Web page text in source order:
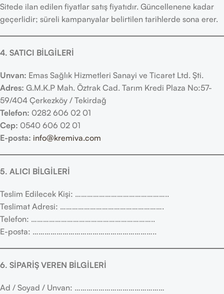
Sitede ilan edilen fiyatlar satış fiyatıdır. Güncellenene kadar
geçerlidir; süreli kampanyalar belirtilen tarihlerde sona erer.
4. SATICI BİLGİLERİ
Unvan: Emas Sağlık Hizmetleri Sanayi ve Ticaret Ltd. Şti.
Adres: G.M.K.P Mah. Öztrak Cad. Tarım Kredi Plaza No:57-
59/404 Çerkezköy / Tekirdağ
Telefon: 0282 606 02 01
Cep: 0540 606 02 01
E-posta: info@kremiva.com
5. ALICI BİLGİLERİ
Teslim Edilecek Kişi: ………………………………………..
Teslimat Adresi: …………………………………………….
Telefon: ……………………………………………………..
E-posta: ……………………………………………………..
6. SİPARİŞ VEREN BİLGİLERİ
Ad / Soyad / Unvan: ………………………………………